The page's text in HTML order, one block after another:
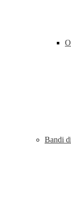
Bandi